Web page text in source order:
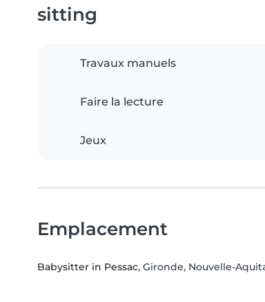
sitting
Travaux manuels
Faire la lecture
Jeux
Emplacement
Babysitter in Pessac, Gironde, Nouvelle-